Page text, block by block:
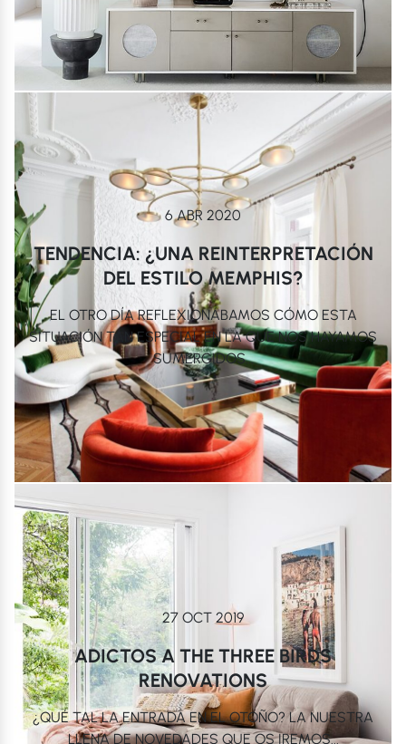
6 ABR 2020
TENDENCIA: ¿UNA REINTERPRETACIÓN
DEL ESTILO MEMPHIS?
EL OTRO DÍA REFLEXIONÁBAMOS CÓMO ESTA
SITUACIÓN TAN ESPECIAL EN LA QUE NOS HAYAMOS
SUMERGIDOS...
27 OCT 2019
ADICTOS A THE THREE BIRDS
RENOVATIONS
¿QUÉ TAL LA ENTRADA EN EL OTOÑO? LA NUESTRA
LLENA DE NOVEDADES QUE OS IREMOS...